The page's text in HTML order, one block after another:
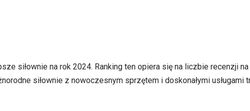
siłownie na rok 2024. Ranking ten opiera się na liczbie recenzji
siłownie z nowoczesnym sprzętem i doskonałymi usługami